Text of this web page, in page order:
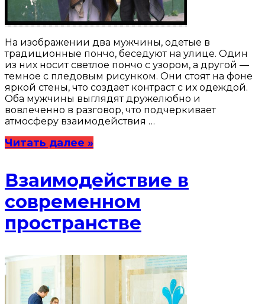
На изображении два мужчины, одетые в
традиционные пончо, беседуют на улице. Один
из них носит светлое пончо с узором, а другой —
темное с пледовым рисунком. Они стоят на фоне
яркой стены, что создает контраст с их одеждой.
Оба мужчины выглядят дружелюбно и
вовлеченно в разговор, что подчеркивает
атмосферу взаимодействия …
Читать далее »
Взаимодействие в
современном
пространстве